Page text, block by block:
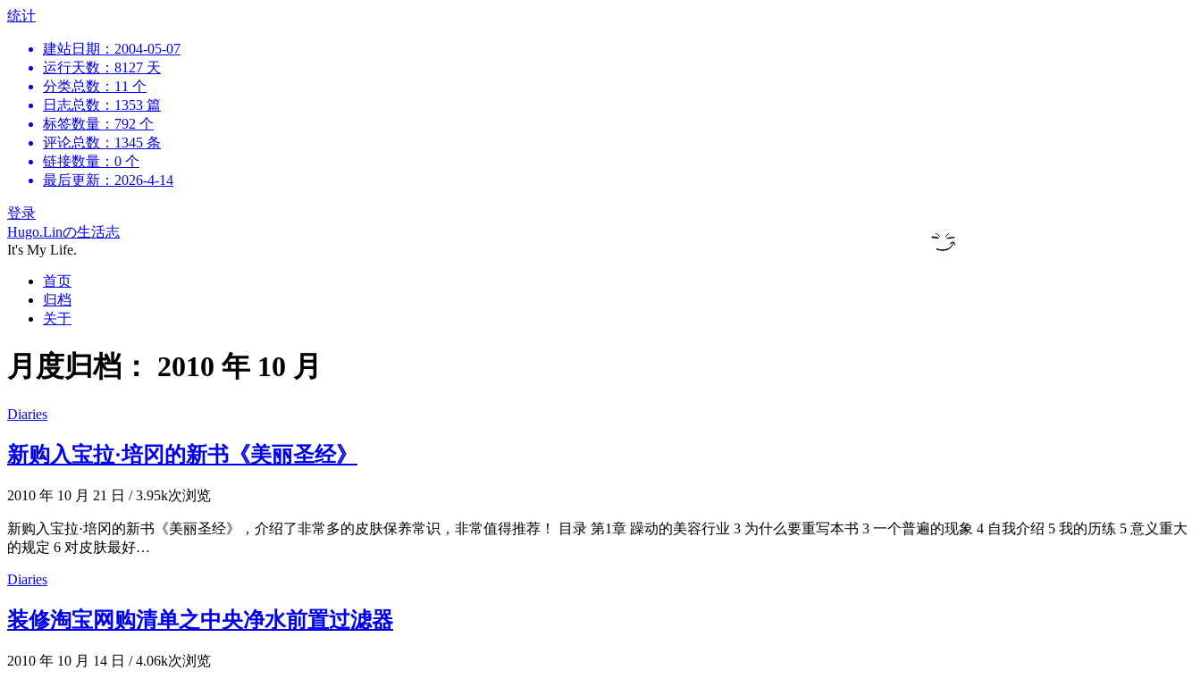
跳
统计
建站日期：2004-05-07
运行天数：8127 天
分类总数：11 个
日志总数：1353 篇
标签数量：792 个
评论总数：1345 条
链接数量：0 个
最后更新：2026-4-14
登录
Hugo.Linの生活志
It's My Life.
首页
归档
关于
月度归档： 2010 年 10 月
Diaries
新购入宝拉·培冈的新书《美丽圣经》
2010 年 10 月 21 日 /3.95k次浏览
新购入宝拉·培冈的新书《美丽圣经》，介绍了非常多的皮肤保养常识，非常值得推荐！ 目录 第1章 躁动的美容行业 3 为什么要重写本书 3 一个普遍的现象 4 自我介绍 5 我的历练 5 意义重大
的规定 6 对皮肤最好…
Diaries
装修淘宝网购清单之中央净水前置过滤器
2010 年 10 月 14 日 /4.06k次浏览